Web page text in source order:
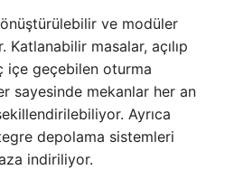
ve modüler
Katlanabilir masalar, açılıp
içe geçebilen oturma
sayesinde mekanlar her an
Ayrıca
depolama sistemleri
indiriliyor.